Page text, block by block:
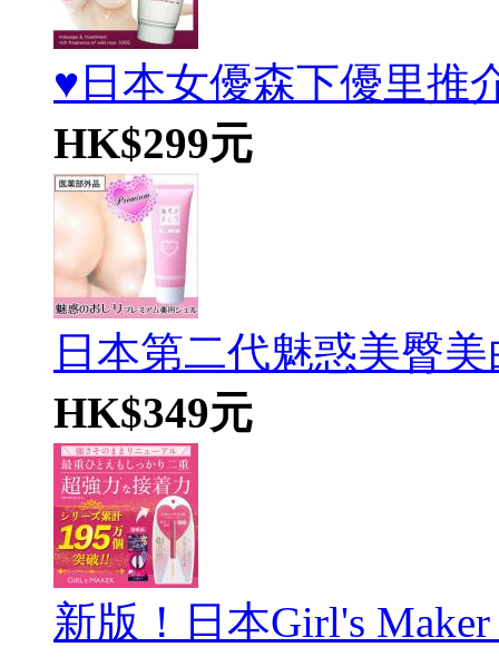
♥日本女優森下優里推
HK$299元
日本第二代魅惑美臀
HK$349元
新版！日本Girl's Maker